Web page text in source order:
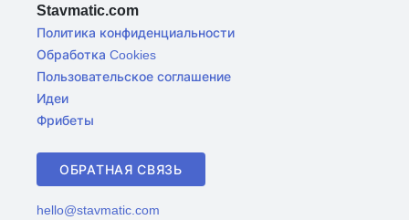
Stavmatic.com
Политика конфиденциальности
Обработка Cookies
Пользовательское соглашение
Идеи
Фрибеты
ОБРАТНАЯ СВЯЗЬ
hello@stavmatic.com